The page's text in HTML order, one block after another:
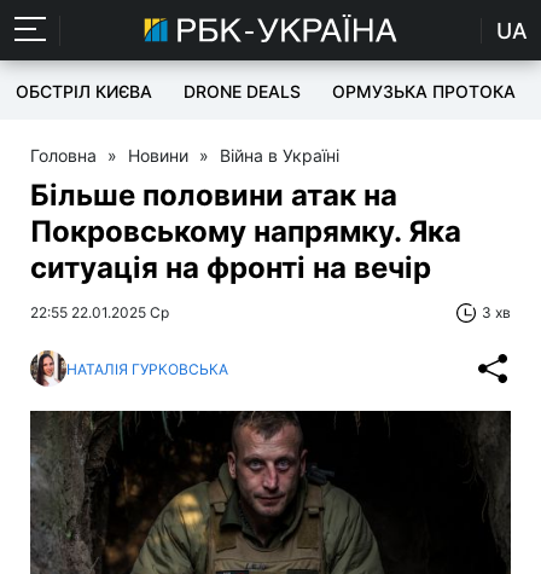
UA
ОБСТРІЛ КИЄВА DRONE DEALS ОРМУЗЬКА ПРОТОКА
Головна » Новини » Війна в Україні
Більше половини атак на
Покровському напрямку. Яка
ситуація на фронті на вечір
22:55 22.01.2025 Ср 3 хв
НАТАЛІЯ ГУРКОВСЬКА